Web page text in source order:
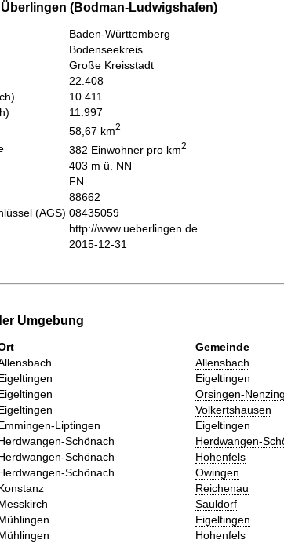
Überlingen (Bodman-Ludwigshafen)
Baden-Württemberg
Bodenseekreis
Große Kreisstadt
22.408
10.411
11.997
58,67 km2
382 Einwohner pro km2
403 m ü. NN
FN
88662
(AGS) 08435059
http://www.ueberlingen.de
2015-12-31
Umgebung
Gemeinde
Allensbach
Eigeltingen
Orsingen-
Volkertshausen
Liptingen
Eigeltingen
Schönach
Herdwangen-
Schönach
Hohenfels
Schönach
Owingen
Reichenau
Sauldorf
Eigeltingen
Hohenfels